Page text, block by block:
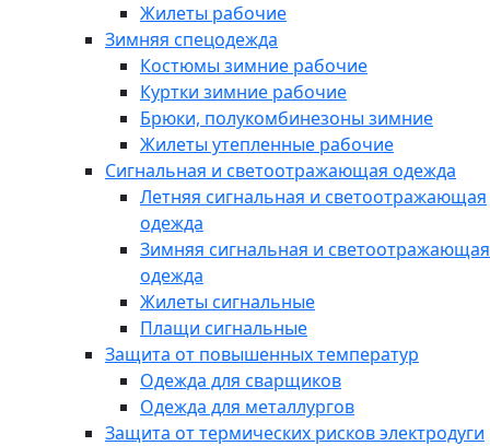
Жилеты рабочие
Зимняя спецодежда
Костюмы зимние рабочие
Куртки зимние рабочие
Брюки, полукомбинезоны зимние
Жилеты утепленные рабочие
Сигнальная и светоотражающая одежда
Летняя сигнальная и светоотражающая
одежда
Зимняя сигнальная и светоотражающая
одежда
Жилеты сигнальные
Плащи сигнальные
Защита от повышенных температур
Одежда для сварщиков
Одежда для металлургов
Защита от термических рисков электродуги